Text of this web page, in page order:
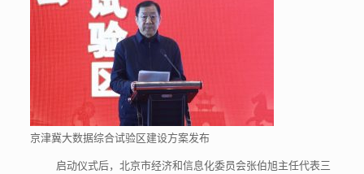
京津冀大数据综合试验区建设方案发布
启动仪式后，北京市经济和信息化委员会张伯旭主任代表三